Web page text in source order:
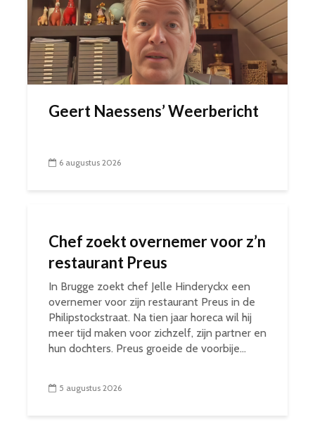
Geert Naessens’ Weerbericht
6 augustus 2026
Chef zoekt overnemer voor z’n
restaurant Preus
In Brugge zoekt chef Jelle Hinderyckx een
overnemer voor zijn restaurant Preus in de
Philipstockstraat. Na tien jaar horeca wil hij
meer tijd maken voor zichzelf, zijn partner en
hun dochters. Preus groeide de voorbije...
5 augustus 2026